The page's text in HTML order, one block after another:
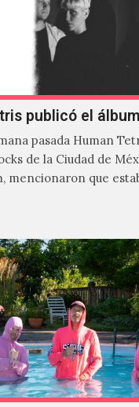
publicó el álbum
pasada Human
de la Ciudad de
mencionaron que